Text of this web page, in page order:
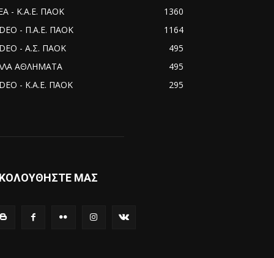
- Κ.Α.Ε. ΠΑΟΚ
1360
- Π.Α.Ε. ΠΑΟΚ
1164
- Α.Σ. ΠΑΟΚ
495
ΑΘΛΗΜΑΤΑ
495
- Κ.Α.Ε. ΠΑΟΚ
295
ΜΑΣ